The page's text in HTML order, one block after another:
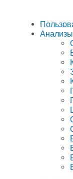
Анализы